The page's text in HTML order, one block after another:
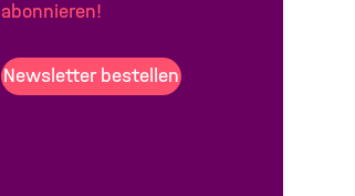
abonnieren!
Newsletter bestellen